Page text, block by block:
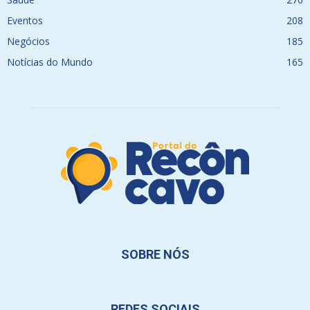
Eventos
208
Negócios
185
Notícias do Mundo
165
SOBRE NÓS